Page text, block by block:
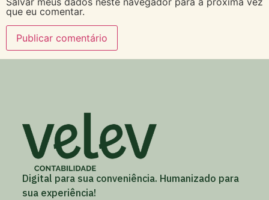
que eu comentar.
Digital para sua conveniência. Humanizado para
sua experiência!